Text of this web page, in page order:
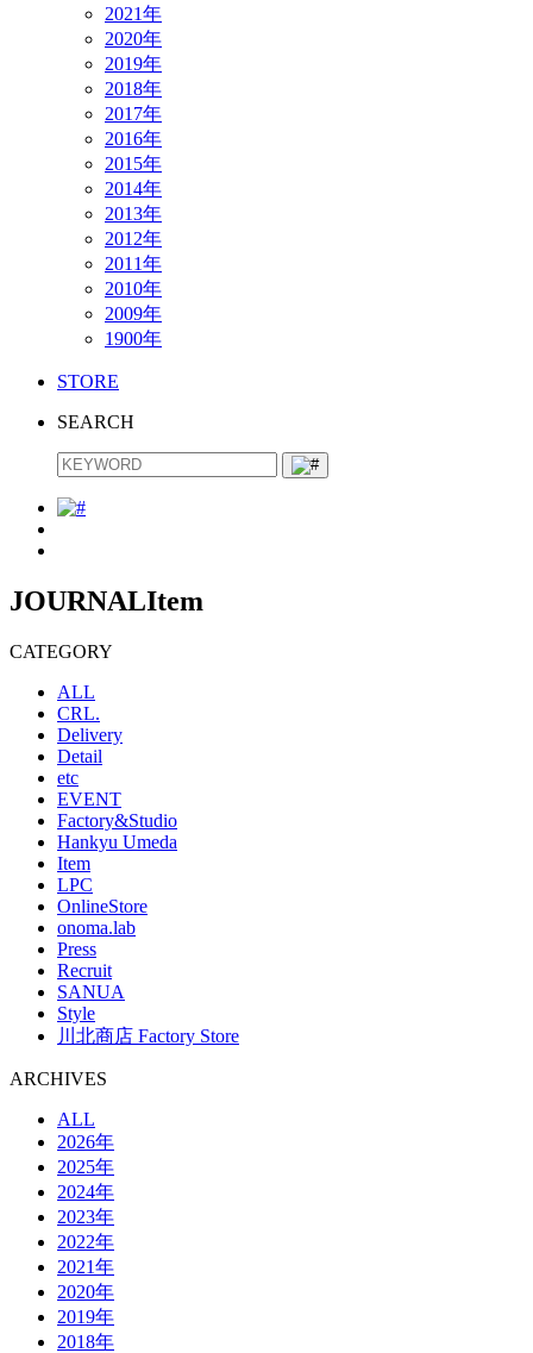
2021年
2020年
2019年
2018年
2017年
2016年
2015年
2014年
2013年
2012年
2011年
2010年
2009年
1900年
STORE
SEARCH
JOURNALItem
CATEGORY
ALL
CRL.
Delivery
Detail
etc
EVENT
Factory&Studio
Hankyu Umeda
Item
LPC
OnlineStore
onoma.lab
Press
Recruit
SANUA
Style
川北商店 Factory Store
ARCHIVES
ALL
2026年
2025年
2024年
2023年
2022年
2021年
2020年
2019年
2018年